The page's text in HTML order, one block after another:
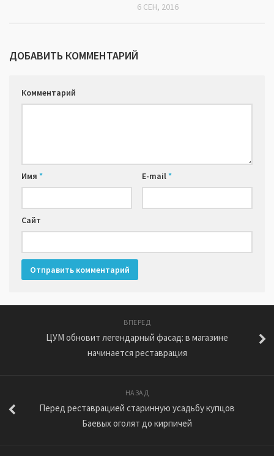
6 СЕН, 2016
ДОБАВИТЬ КОММЕНТАРИЙ
Комментарий
Имя * E-mail*
Сайт
ВПЕРЕД
ЦУМ обновит легендарный фасад: в магазине
начинается реставрация
НАЗАД
Перед реставрацией старинную усадьбу купцов
Баевых оголят до кирпичей